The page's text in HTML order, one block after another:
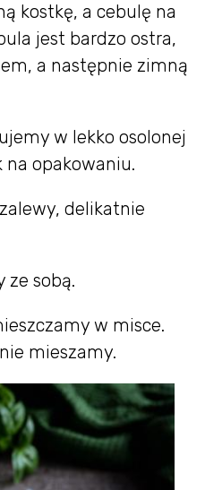
kostkę, a cebulę na
jest bardzo ostra,
a następnie zimną
w lekko osolonej
opakowaniu.
delikatnie
ze sobą.
w misce.
mieszamy.